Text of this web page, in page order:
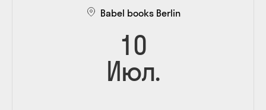
Babel books Berlin
10
Июл.